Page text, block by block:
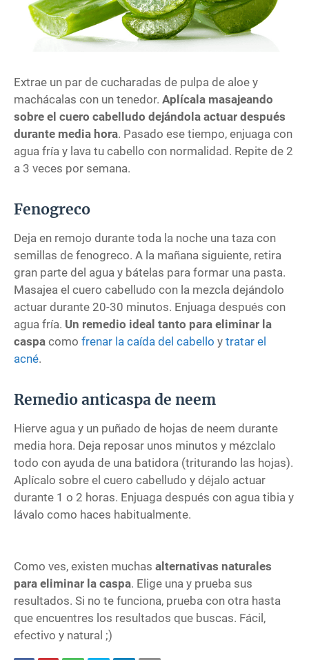
Extrae un par de cucharadas de pulpa de aloe y
machácalas con un tenedor. Aplícala masajeando
sobre el cuero cabelludo dejándola actuar después
durante media hora. Pasado ese tiempo, enjuaga con
agua fría y lava tu cabello con normalidad. Repite de 2
a 3 veces por semana.
Fenogreco
Deja en remojo durante toda la noche una taza con
semillas de fenogreco. A la mañana siguiente, retira
gran parte del agua y bátelas para formar una pasta.
Masajea el cuero cabelludo con la mezcla dejándolo
actuar durante 20-30 minutos. Enjuaga después con
agua fría. Un remedio ideal tanto para eliminar la
caspa como frenar la caída del cabello y tratar el
acné.
Remedio anticaspa de neem
Hierve agua y un puñado de hojas de neem durante
media hora. Deja reposar unos minutos y mézclalo
todo con ayuda de una batidora (triturando las hojas).
Aplícalo sobre el cuero cabelludo y déjalo actuar
durante 1 o 2 horas. Enjuaga después con agua tibia y
lávalo como haces habitualmente.
Como ves, existen muchas alternativas naturales
para eliminar la caspa. Elige una y prueba sus
resultados. Si no te funciona, prueba con otra hasta
que encuentres los resultados que buscas. Fácil,
efectivo y natural ;)